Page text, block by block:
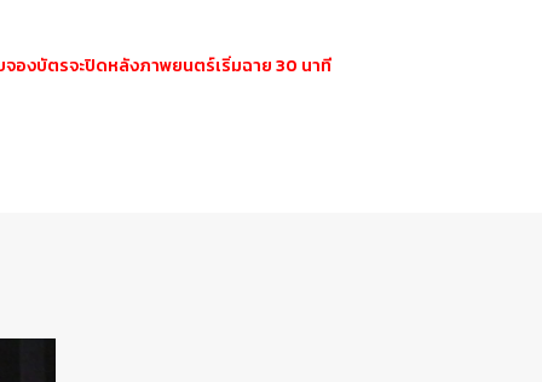
องบัตรจะปิดหลังภาพยนตร์เริ่มฉาย 30 นาที